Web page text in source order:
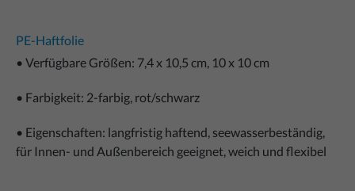
PE-Haftfolie
• Verfügbare Größen: 7,4 x 10,5 cm, 10 x 10 cm
• Farbigkeit: 2-farbig, rot/schwarz
• Eigenschaften: langfristig haftend, seewasserbeständig,
für Innen- und Außenbereich geeignet, weich und flexibel